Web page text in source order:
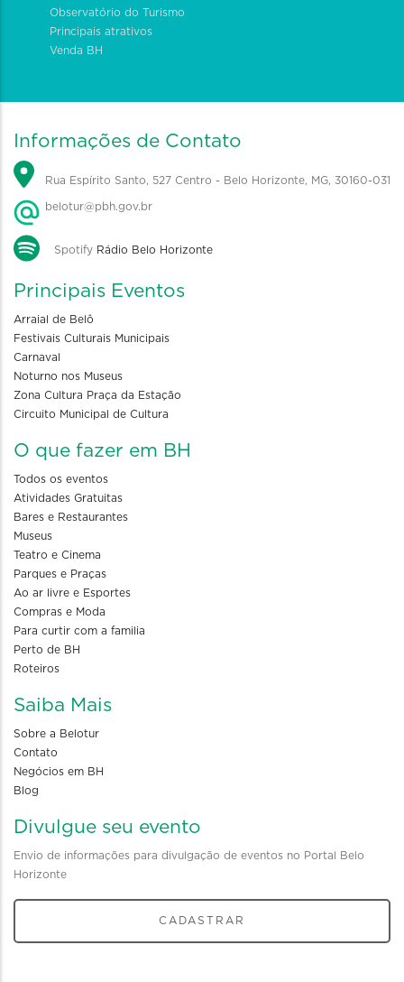
Observatório do Turismo
Principais atrativos
Venda BH
Informações de Contato
Rua Espírito Santo, 527 Centro - Belo Horizonte, MG, 30160-031
belotur@pbh.gov.br
Spotify Rádio Belo Horizonte
Principais Eventos
Arraial de Belô
Festivais Culturais Municipais
Carnaval
Noturno nos Museus
Zona Cultura Praça da Estação
Circuito Municipal de Cultura
O que fazer em BH
Todos os eventos
Atividades Gratuitas
Bares e Restaurantes
Museus
Teatro e Cinema
Parques e Praças
Ao ar livre e Esportes
Compras e Moda
Para curtir com a familia
Perto de BH
Roteiros
Saiba Mais
Sobre a Belotur
Contato
Negócios em BH
Blog
Divulgue seu evento
Envio de informações para divulgação de eventos no Portal Belo
Horizonte
CADASTRAR